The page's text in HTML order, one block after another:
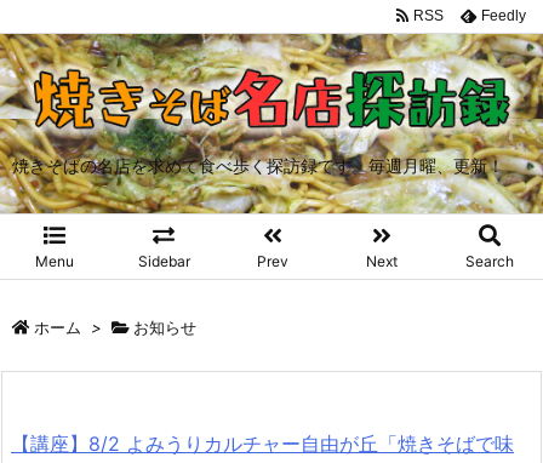
焼きそばの名店を求めて食べ歩く探訪録です。毎週月曜、更新！
Menu Sidebar Prev Next Search
RSS Feedly
ホーム > お知らせ
【講座】8/2 よみうりカルチャー自由が丘「焼きそばで味